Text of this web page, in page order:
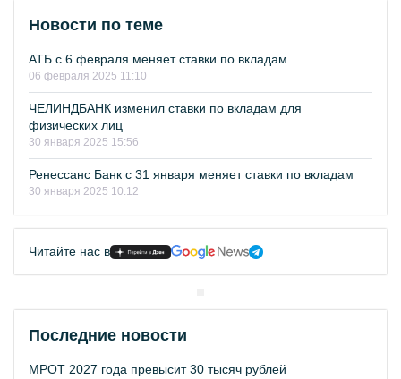
Новости по теме
АТБ с 6 февраля меняет ставки по вкладам
06 февраля 2025 11:10
ЧЕЛИНДБАНК изменил ставки по вкладам для
физических лиц
30 января 2025 15:56
Ренессанс Банк с 31 января меняет ставки по вкладам
30 января 2025 10:12
Читайте нас в
Последние новости
МРОТ 2027 года превысит 30 тысяч рублей